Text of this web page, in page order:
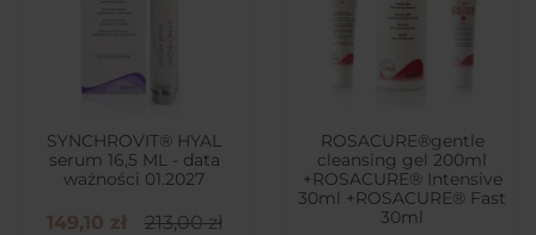
SYNCHROVIT® HYAL
serum 16,5 ML - data
ważności 01.2027
149,10 zł 213,00 zł
ROSACURE®gentle
cleansing gel 200ml
+ROSACURE® Intensive
30ml +ROSACURE® Fast
30ml